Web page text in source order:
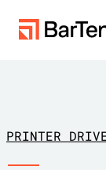
Lösungen
PRINTER